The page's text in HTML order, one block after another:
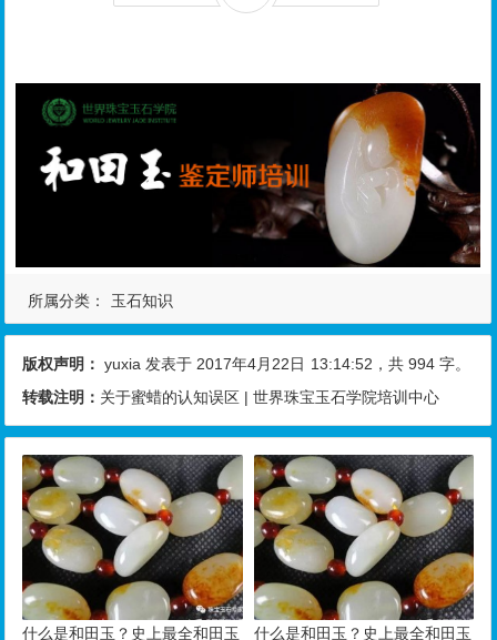
所属分类： 玉石知识
版权声明： yuxia 发表于 2017年4月22日 13:14:52 ，共 994 字。
转载注明： 关于蜜蜡的认知误区 | 世界珠宝玉石学院培训中心
什么是和田玉？史上最全和田玉
什么是和田玉？史上最全和田玉